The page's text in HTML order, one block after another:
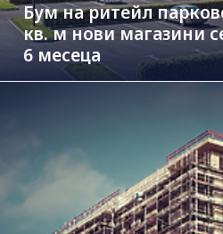
Бум на ритейл
кв. м нови магазини
6 месеца